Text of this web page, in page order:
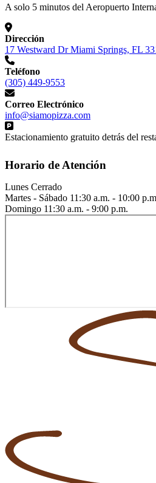
A solo 5 minutos del Aeropuerto
Dirección
17 Westward Dr Miami Springs, FL
Teléfono
(305) 449-9553
Correo Electrónico
info@siamopizza.com
Estacionamiento gratuito detrás del
Horario de Atención
Lunes Cerrado
Martes - Sábado 11:30 a.m. - 10:00
Domingo 11:30 a.m. - 9:00 p.m.